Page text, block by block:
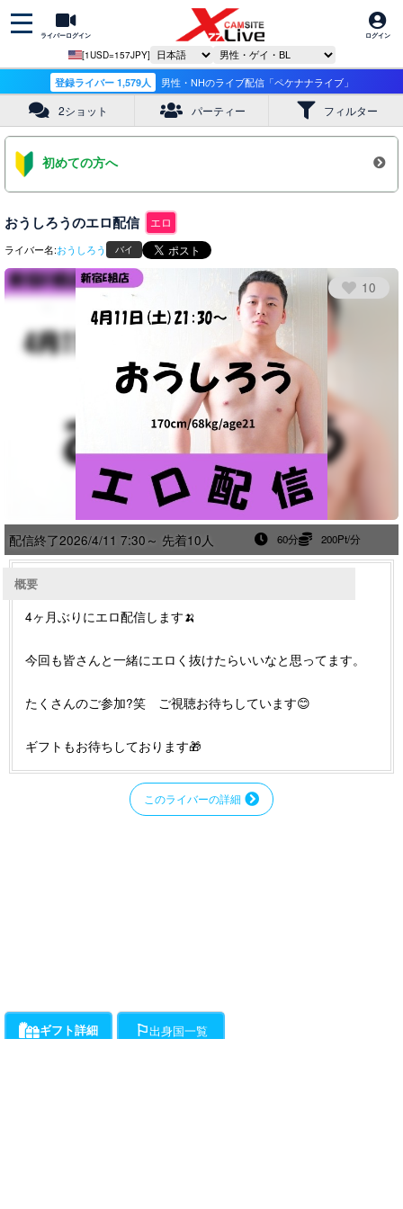
ライバーログイン ログイン
[1USD=157JPY]
登録ライバー 1,579人 男性・NHのライブ配信「ペケナナライブ」
2ショット パーティー フィルター
初めての方へ
おうしろうのエロ配信 エロ
ライバー名:おうしろう バイ
10
配信終了2026/4/11 7:30～ 先着10人 60分 200Pt/分
概要
4ヶ月ぶりにエロ配信します🍌
今回も皆さんと一緒にエロく抜けたらいいなと思ってます。
たくさんのご参加?笑 ご視聴お待ちしています😊
ギフトもお待ちしております🎁
このライバーの詳細
ギフト詳細 出身国一覧